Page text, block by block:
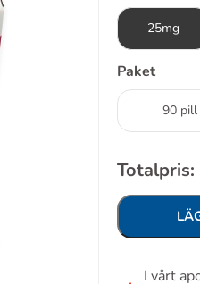
25mg
Paket
90 pill
Totalpris:
I vårt